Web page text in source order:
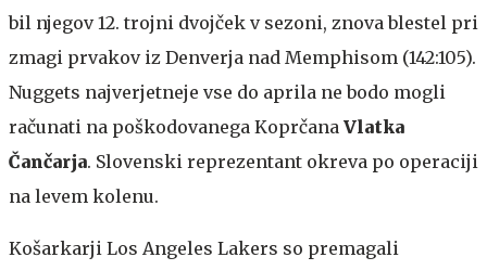
bil njegov 12. trojni dvojček v sezoni, znova blestel pri
zmagi prvakov iz Denverja nad Memphisom (142:105).
Nuggets najverjetneje vse do aprila ne bodo mogli
računati na poškodovanega Koprčana Vlatka
Čančarja. Slovenski reprezentant okreva po operaciji
na levem kolenu.
Košarkarji Los Angeles Lakers so premagali